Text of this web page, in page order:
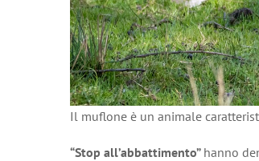
Il muflone è un animale
“Stop all’abbattimento” hanno